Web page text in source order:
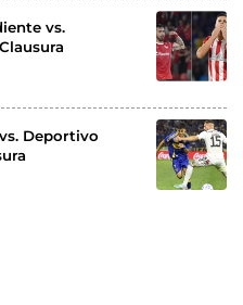
vs.
Deportivo